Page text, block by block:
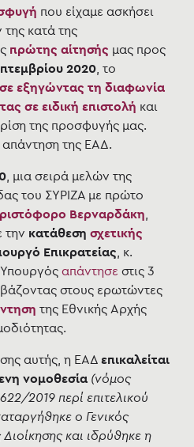
που είχαμε ασκήσει
κατά της
πρώτης αίτησής μας προς
2020 , το
εξηγώντας τη διαφωνία
σε ειδική επιστολή και
της προσφυγής μας.
της ΕΑΔ.
, μια σειρά μελών της
του ΣΥΡΙΖΑ με πρώτο
Βερναρδάκη
την κατάθεση σχετικής
Επικρατείας , κ.
απάντησε στις 3
στους ερωτώντες
της Εθνικής Αρχής
αυτής, η ΕΑΔ επικαλείται
νομοθεσία (νόμος
2019 περί επιτελικού
ο Γενικός
και ιδρύθηκε η